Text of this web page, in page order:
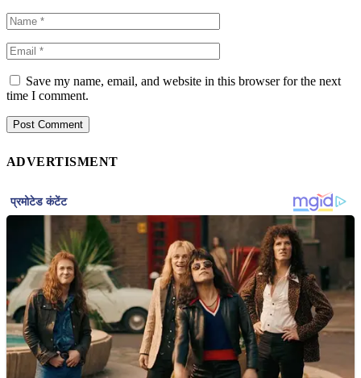
Save my name, email, and website in this browser for the next
time I comment.
ADVERTISMENT